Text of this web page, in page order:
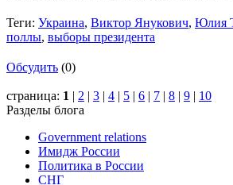
Теги: Украина, Виктор Янукович, Юлия
поллы, выборы президента
Обсудить (0)
страница: 1 | 2 | 3 | 4 | 5 | 6 | 7 | 8 | 9 | 10
Разделы блога
Government relations
Имидж России
Политика в России
СНГ